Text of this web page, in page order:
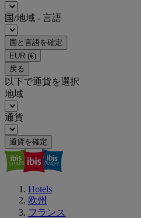
国/地域 - 言語
国と言語を確定
EUR (€)
戻る
以下で通貨を選択
地域
通貨
通貨を確定
Hotels
欧州
フランス